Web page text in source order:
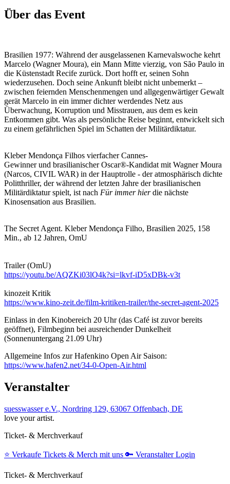
Über das Event
Brasilien 1977: Während der ausgelassenen Karnevalswoche kehrt
Marcelo (Wagner Moura), ein Mann Mitte vierzig, von São Paulo in
die Küstenstadt Recife zurück. Dort hofft er, seinen Sohn
wiederzusehen. Doch seine Ankunft bleibt nicht unbemerkt –
zwischen feiernden Menschenmengen und allgegenwärtiger Gewalt
gerät Marcelo in ein immer dichter werdendes Netz aus
Überwachung, Korruption und Misstrauen, aus dem es kein
Entkommen gibt. Was als persönliche Reise beginnt, entwickelt sich
zu einem gefährlichen Spiel im Schatten der Militärdiktatur.
Kleber Mendonça Filhos vierfacher Cannes-
Gewinner und brasilianischer Oscar®-Kandidat mit Wagner Moura
(Narcos, CIVIL WAR) in der Hauptrolle - der atmosphärisch dichte
Politthriller, der während der letzten Jahre der brasilianischen
Militärdiktatur spielt, ist nach Für immer hierdie nächste
Kinosensation aus Brasilien.
The Secret Agent. Kleber Mendonça Filho, Brasilien 2025, 158
Min., ab 12 Jahren, OmU
Trailer (OmU)
https://youtu.be/AQZKi03lO4k?si=lkvf-iD5xDBk-v3t
kinozeit Kritik
https://www.kino-zeit.de/film-kritiken-trailer/the-secret-agent-2025
Einlass in den Kinobereich 20 Uhr (das Café ist zuvor bereits
geöffnet), Filmbeginn bei ausreichender Dunkelheit
(Sonnenuntergang 21.09 Uhr)
Allgemeine Infos zur Hafenkino Open Air Saison:
https://www.hafen2.net/34-0-Open-Air.html
Veranstalter
suesswasser e.V., Nordring 129, 63067 Offenbach, DE
love your artist.
Ticket- & Merchverkauf
⭐️ Verkaufe Tickets & Merch mit uns 🔑 Veranstalter Login
Ticket- & Merchverkauf